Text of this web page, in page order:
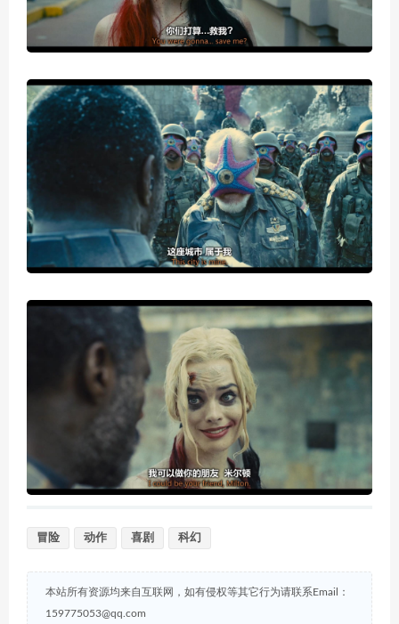
冒险 动作 喜剧 科幻
本站所有资源均来自互联网，如有侵权等其它行为请联系Email：
159775053@qq.com